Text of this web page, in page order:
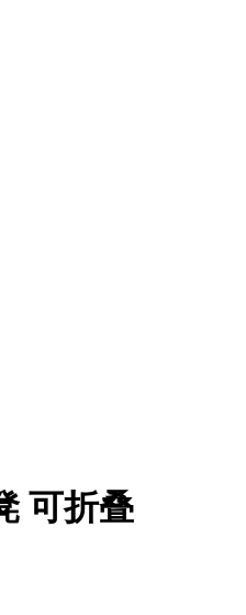
可折叠